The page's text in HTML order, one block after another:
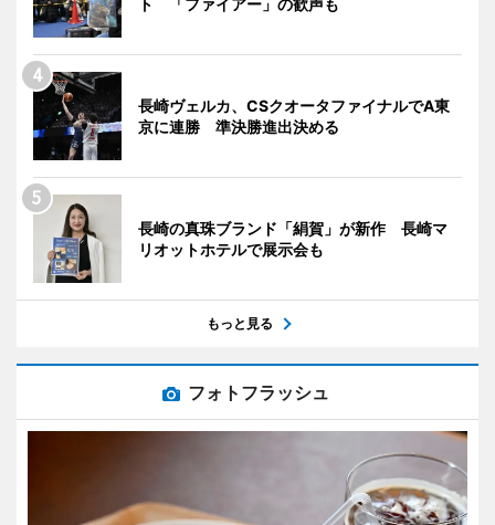
長崎ヴェルカ、CSクオータファイナルでA東
京に連勝 準決勝進出決める
長崎の真珠ブランド「絹賀」が新作 長崎マ
リオットホテルで展示会も
もっと見る
フォトフラッシュ